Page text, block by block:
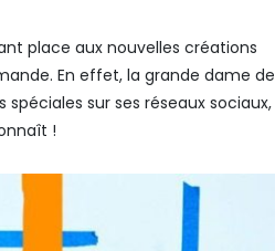
place aux nouvelles créations
En effet, la grande dame de
sur ses réseaux sociaux,
!